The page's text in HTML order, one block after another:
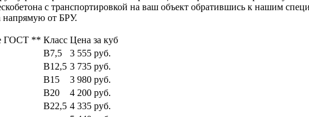
с транспортировкой на ваш объект обратившись к нашим
напрямую от БРУ.
ГОСТ ** Класс Цена за куб
В7,5
3 555 руб.
В12,5 3 735 руб.
В15
3 980 руб.
В20
4 200 руб.
В22,5 4 335 руб.